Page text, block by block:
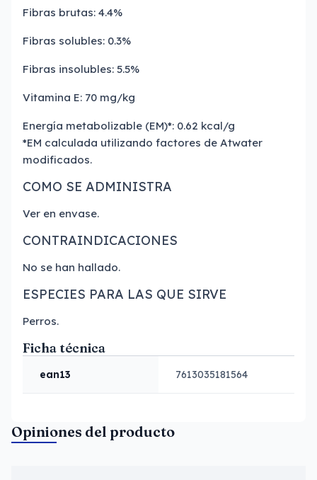
Fibras brutas: 4.4%
Fibras solubles: 0.3%
Fibras insolubles: 5.5%
Vitamina E: 70 mg/kg
Energía metabolizable (EM)*: 0.62 kcal/g
*EM calculada utilizando factores de Atwater
modificados.
COMO SE ADMINISTRA
Ver en envase.
CONTRAINDICACIONES
No se han hallado.
ESPECIES PARA LAS QUE SIRVE
Perros.
Ficha técnica
ean13 7613035181564
Opiniones del producto